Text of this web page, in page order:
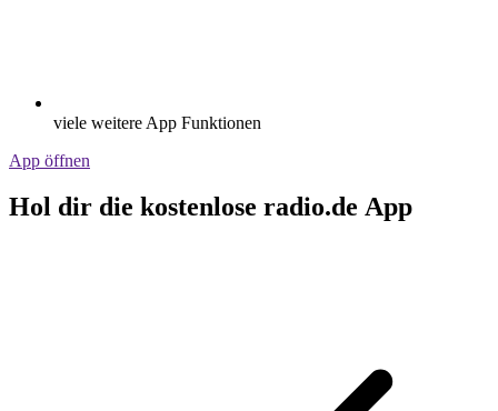
viele weitere App Funktionen
App öffnen
Hol dir die kostenlose radio.de App